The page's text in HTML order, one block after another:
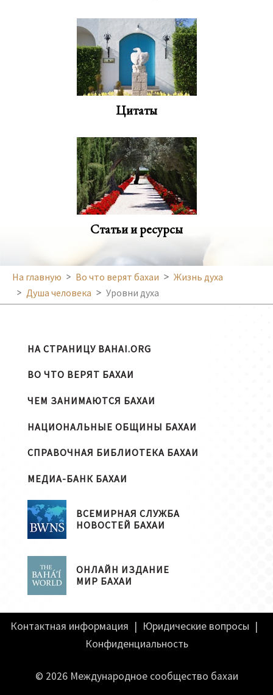
Цитаты
Статьи и ресурсы
На главную Во что верят бахаи
Жизнь духа
Душа человека
Уровни духа
НА СТРАНИЦУ BAHAI.ORG
ВО ЧТО ВЕРЯТ БАХАИ
ЧЕМ ЗАНИМАЮТСЯ БАХАИ
НАЦИОНАЛЬНЫЕ ОБЩИНЫ БАХАИ
СПРАВОЧНАЯ БИБЛИОТЕКА БАХАИ
МЕДИА-БАНК БАХАИ
ВСЕМИРНАЯ СЛУЖБА
НОВОСТЕЙ БАХАИ
ОНЛАЙН ИЗДАНИЕ
МИР БАХАИ
Контактная информация | Юридические вопросы |
Конфиденциальность
© 2026 Международное сообщество бахаи